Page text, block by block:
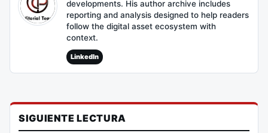
developments. His author archive includes
reporting and analysis designed to help readers
follow the digital asset ecosystem with
context.
LinkedIn
SIGUIENTE LECTURA